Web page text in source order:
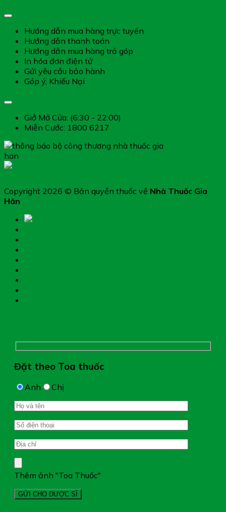
Hướng dẫn mua hàng trực tuyến
Hướng dẫn thanh toán
Hướng dẫn mua hàng trả góp
In hóa đơn điện tử
Gửi yêu cầu bảo hành
Góp ý, Khiếu Nại
Giở Mở Cửa: (6:30 - 22:00)
Miễn Cước: 1800 6217
Copyright 2026 © Bản quyền thuốc về Nhà Thuốc Gia
Hân
Đặt theo Toa thuốc
Anh Chị
Thêm ảnh "Toa Thuốc"